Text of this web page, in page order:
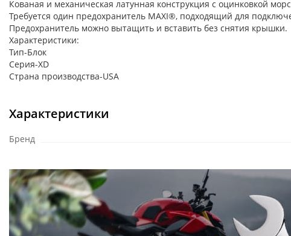
Кованая и механическая латунная конструкция с оцинковкой
Требуется один предохранитель MAXI®, подходящий для
Предохранитель можно вытащить и вставить без снятия крышки.
Характеристики:
Тип-Блок
Серия-XD
Страна производства-USA
Характеристики
Бренд